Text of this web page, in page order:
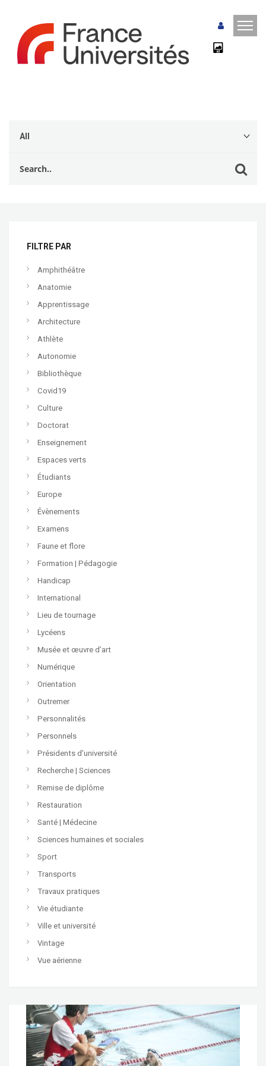
FILTRE PAR
Amphithéâtre
Anatomie
Apprentissage
Architecture
Athlète
Autonomie
Bibliothèque
Covid19
Culture
Doctorat
Enseignement
Espaces verts
Étudiants
Europe
Évènements
Examens
Faune et flore
Formation | Pédagogie
Handicap
International
Lieu de tournage
Lycéens
Musée et œuvre d’art
Numérique
Orientation
Outremer
Personnalités
Personnels
Présidents d'université
Recherche | Sciences
Remise de diplôme
Restauration
Santé | Médecine
Sciences humaines et sociales
Sport
Transports
Travaux pratiques
Vie étudiante
Ville et université
Vintage
Vue aérienne